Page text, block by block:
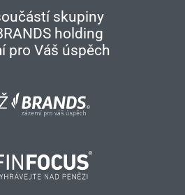
skupiny
holding
pro Váš úspěch